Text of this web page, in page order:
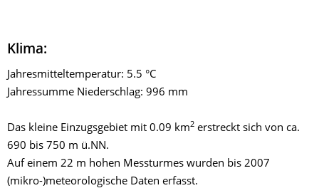
Klima:
Jahresmitteltemperatur: 5.5 °C
Jahressumme Niederschlag: 996 mm
Das kleine Einzugsgebiet mit 0.09 km2 erstreckt sich von ca.
690 bis 750 m ü.NN.
Auf einem 22 m hohen Messturmes wurden bis 2007
(mikro-)meteorologische Daten erfasst.